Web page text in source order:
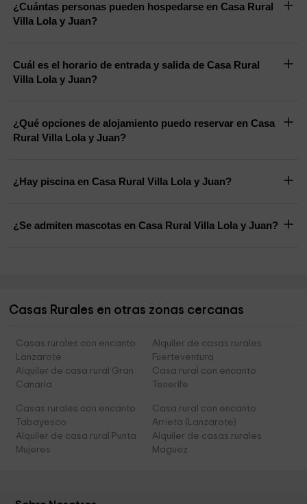
¿Cuántas personas pueden hospedarse en Casa Rural
Villa Lola y Juan?
Cuál es el horario de entrada y salida de Casa Rural
Villa Lola y Juan?
¿Qué opciones de alojamiento puedo reservar en Casa
Rural Villa Lola y Juan?
¿Hay piscina en Casa Rural Villa Lola y Juan?
¿Se admiten mascotas en Casa Rural Villa Lola y Juan?
Casas Rurales en otras zonas cercanas
Casas rurales con encanto
Lanzarote
Alquiler de casas rurales
Fuerteventura
Alquiler de casa rural Gran
Canaria
Casa rural con encanto
Tenerife
Casas rurales con encanto
Tabayesco
Casa rural con encanto
Arrieta (Lanzarote)
Alquiler de casa rural Punta
Mujeres
Alquiler de casas rurales
Maguez